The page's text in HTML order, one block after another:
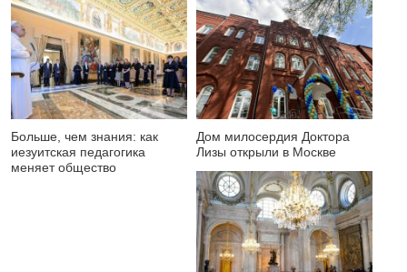
Больше, чем знания: как
иезуитская педагогика
меняет общество
Дом милосердия Доктора
Лизы открыли в Москве